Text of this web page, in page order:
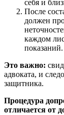
себя и
После
должен
каждом
показаний.
Это важно:
адвоката, и
защитника.
Процедура
отличается от